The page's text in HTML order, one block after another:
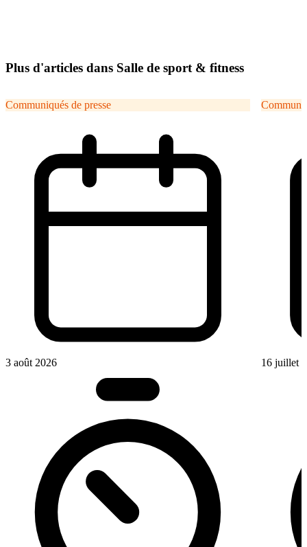
Plus d'articles dans Salle de sport & fitness
Communiqués de presse
3 août 2026 16 juillet